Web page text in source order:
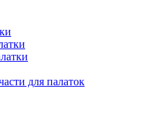
для палаток